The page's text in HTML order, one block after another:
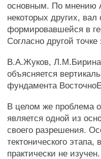
основным. По мнению
некоторых других,
формировавшейся в
Согласно другой
B.А.Жуков,
объясняется
фундамента
В целом же проблема
является одной из
своего разрешения.
тектонического
практически не